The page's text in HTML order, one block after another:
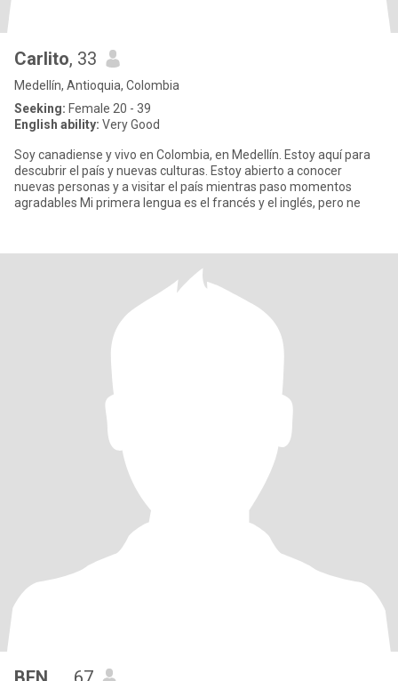
Carlito, 33
Medellín, Antioquia, Colombia
Seeking: Female 20 - 39
English ability: Very Good
Soy canadiense y vivo en Colombia, en Medellín. Estoy aquí para
descubrir el país y nuevas culturas. Estoy abierto a conocer
nuevas personas y a visitar el país mientras paso momentos
agradables Mi primera lengua es el francés y el inglés, pero ne